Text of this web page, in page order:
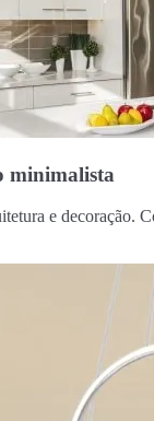
minimalista
e decoração.